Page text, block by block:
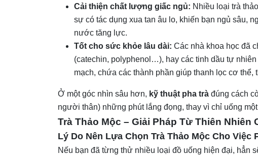
Cải thiện chất lượng giấc ngủ: Nhiều loại trà
sự có tác dụng xua tan âu lo, khiến bạn ngủ sâu,
nước tăng lực.
Tốt cho sức khỏe lâu dài: Các nhà khoa học đã
(catechin, polyphenol…), hay các tinh dầu tự
mạch, chứa các thành phần giúp thanh lọc cơ thể,
Ở một góc nhìn sâu hơn, kỹ thuật pha trà đúng cách
người thân) những phút lắng đọng, thay vì chỉ uống
Trà Thảo Mộc – Giải Pháp Từ Thiên Nhiên
Lý Do Nên Lựa Chọn Trà Thảo Mộc Cho Việc
Nếu bạn đã từng thử nhiều loại đồ uống hiện đại, hẳn